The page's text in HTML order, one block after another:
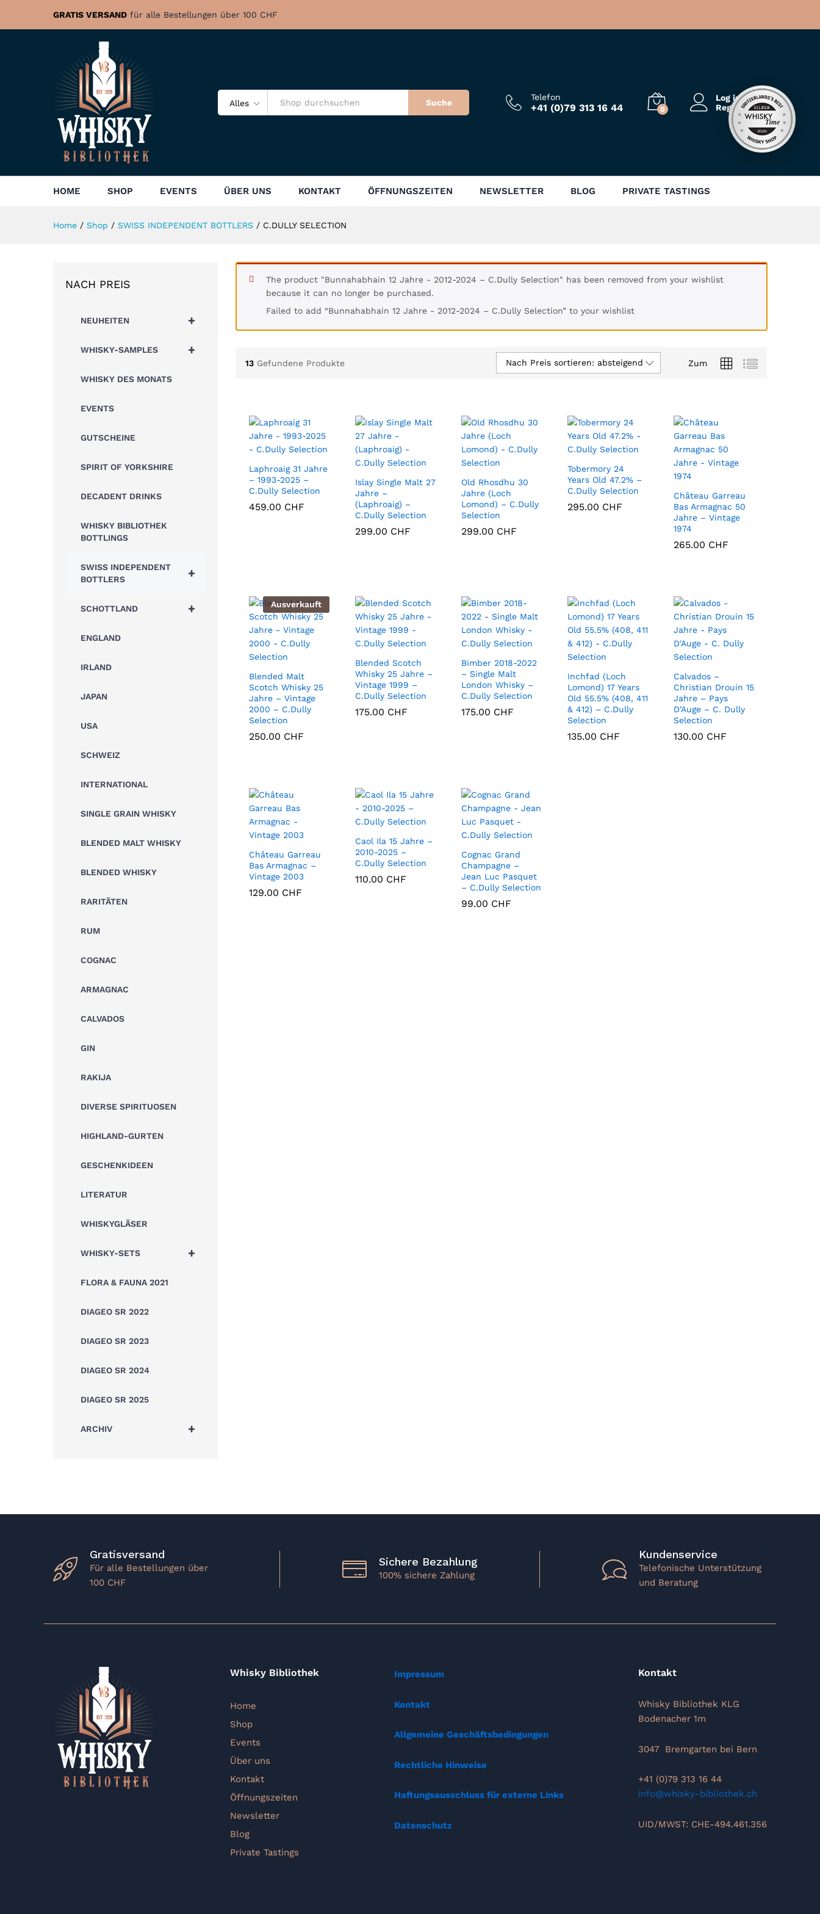
GRATIS VERSAND für alle Bestellungen über 100 CHF
Alles Suche
Telefon
+41 (0)79 313 16 44 0
Log in
Registrieren
HOME SHOP EVENTS ÜBER UNS KONTAKT ÖFFNUNGSZEITEN NEWSLETTER BLOG PRIVATE TASTINGS
Home / Shop / SWISS INDEPENDENT BOTTLERS / C.DULLY SELECTION
The product "Bunnahabhain 12 Jahre - 2012-2024 – C.Dully Selection" has been removed from your wishlist
because it can no longer be purchased.
Failed to add “Bunnahabhain 12 Jahre - 2012-2024 – C.Dully Selection” to your wishlist
13 Gefundene Produkte Zum
Nach Preis sortieren: absteigend
Laphroaig 31 Jahre
– 1993-2025 –
C.Dully Selection
459.00 CHF
459.00 CHF
Islay Single Malt 27
Jahre –
(Laphroaig) –
C.Dully Selection
299.00 CHF
299.00 CHF
Old Rhosdhu 30
Jahre (Loch
Lomond) – C.Dully
Selection
299.00 CHF
299.00 CHF
Tobermory 24
Years Old 47.2% –
C.Dully Selection
295.00 CHF
295.00 CHF
Château Garreau
Bas Armagnac 50
Jahre – Vintage
1974
265.00 CHF
265.00 CHF
Ausverkauft
Blended Malt
Scotch Whisky 25
Jahre – Vintage
2000 – C.Dully
Selection
250.00 CHF
250.00 CHF
Blended Scotch
Whisky 25 Jahre –
Vintage 1999 –
C.Dully Selection
175.00 CHF
175.00 CHF
Bimber 2018-2022
– Single Malt
London Whisky –
C.Dully Selection
175.00 CHF
175.00 CHF
Inchfad (Loch
Lomond) 17 Years
Old 55.5% (408, 411
& 412) – C.Dully
Selection
135.00 CHF
135.00 CHF
Calvados –
Christian Drouin 15
Jahre – Pays
D’Auge – C. Dully
Selection
130.00 CHF
130.00 CHF
Château Garreau
Bas Armagnac –
Vintage 2003
129.00 CHF
129.00 CHF
Caol Ila 15 Jahre –
2010-2025 –
C.Dully Selection
110.00 CHF
110.00 CHF
Cognac Grand
Champagne –
Jean Luc Pasquet
– C.Dully Selection
99.00 CHF
99.00 CHF
NACH PREIS
+
NEUHEITEN
+
WHISKY-SAMPLES
WHISKY DES MONATS
EVENTS
GUTSCHEINE
SPIRIT OF YORKSHIRE
DECADENT DRINKS
WHISKY BIBLIOTHEK
BOTTLINGS
+
SWISS INDEPENDENT
BOTTLERS
+
SCHOTTLAND
ENGLAND
IRLAND
JAPAN
USA
SCHWEIZ
INTERNATIONAL
SINGLE GRAIN WHISKY
BLENDED MALT WHISKY
BLENDED WHISKY
RARITÄTEN
RUM
COGNAC
ARMAGNAC
CALVADOS
GIN
RAKIJA
DIVERSE SPIRITUOSEN
HIGHLAND-GURTEN
GESCHENKIDEEN
LITERATUR
WHISKYGLÄSER
+
WHISKY-SETS
FLORA & FAUNA 2021
DIAGEO SR 2022
DIAGEO SR 2023
DIAGEO SR 2024
DIAGEO SR 2025
+
ARCHIV
Gratisversand
Für alle Bestellungen über
100 CHF
Sichere Bezahlung
100% sichere Zahlung
Kundenservice
Telefonische Unterstützung
und Beratung
Whisky Bibliothek
Home
Shop
Events
Über uns
Kontakt
Öffnungszeiten
Newsletter
Blog
Private Tastings
Impressum
Kontakt
Allgemeine Geschäftsbedingungen
Rechtliche Hinweise
Haftungsausschluss für externe Links
Datenschutz
Kontakt
Whisky Bibliothek KLG
Bodenacher 1m
3047 Bremgarten bei Bern
+41 (0)79 313 16 44
info@whisky-bibliothek.ch
UID/MWST: CHE-494.461.356